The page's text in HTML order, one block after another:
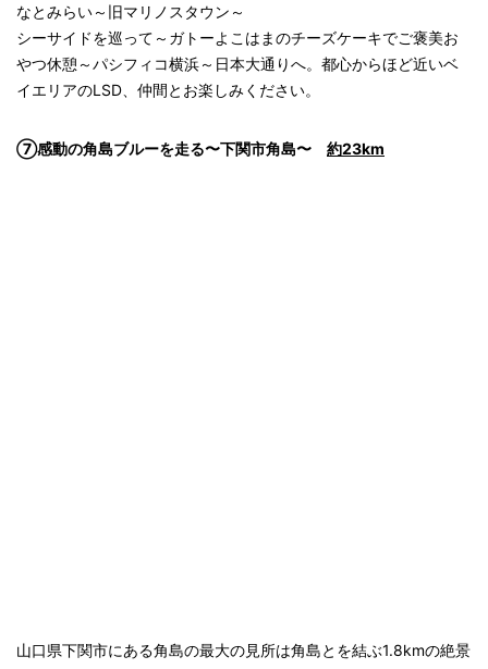
なとみらい～旧マリノスタウン～
シーサイドを巡って～ガトーよこはまのチーズケーキでご褒美お
やつ休憩～パシフィコ横浜～日本大通りへ。都心からほど近いベ
イエリアのLSD、仲間とお楽しみください。
⑦感動の角島ブルーを走る〜下関市角島〜 約23km
山口県下関市にある角島の最大の見所は角島とを結ぶ1.8kmの絶景